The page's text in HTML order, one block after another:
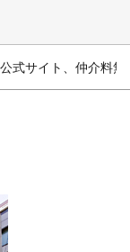
式サイト、仲介料